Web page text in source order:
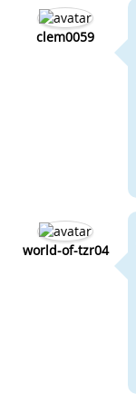
clem0059
world-of-tzr04